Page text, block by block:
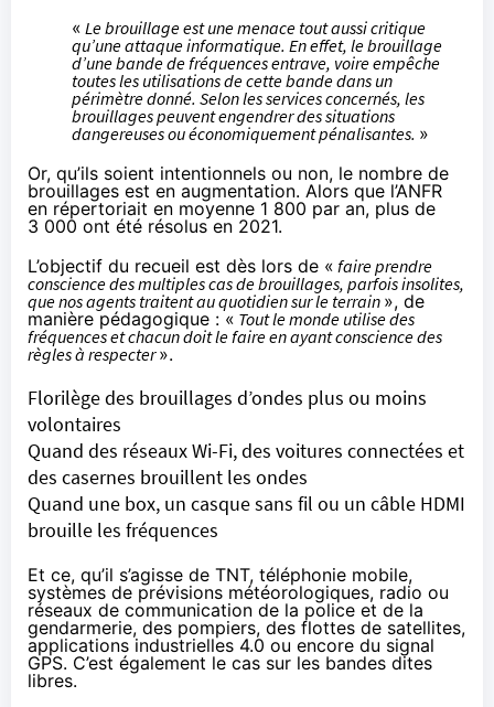
« Le brouillage est une menace tout aussi critique
qu’une attaque informatique. En effet, le brouillage
d’une bande de fréquences entrave, voire empêche
toutes les utilisations de cette bande dans un
périmètre donné. Selon les services concernés, les
brouillages peuvent engendrer des situations
dangereuses ou économiquement pénalisantes. »
Or, qu’ils soient intentionnels ou non, le nombre de
brouillages est en augmentation. Alors que l’ANFR
en répertoriait en moyenne 1 800 par an, plus de
3 000 ont été résolus en 2021.
L’objectif du recueil est dès lors de « faire prendre
conscience des multiples cas de brouillages, parfois insolites,
que nos agents traitent au quotidien sur le terrain », de
manière pédagogique : « Tout le monde utilise des
fréquences et chacun doit le faire en ayant conscience des
règles à respecter».
Florilège des brouillages d’ondes plus ou moins
volontaires
Quand des réseaux Wi-Fi, des voitures connectées et
des casernes brouillent les ondes
Quand une box, un casque sans fil ou un câble HDMI
brouille les fréquences
Et ce, qu’il s’agisse de TNT, téléphonie mobile,
systèmes de prévisions météorologiques, radio ou
réseaux de communication de la police et de la
gendarmerie, des pompiers, des flottes de satellites,
applications industrielles 4.0 ou encore du signal
GPS. C’est également le cas sur les bandes dites
libres.